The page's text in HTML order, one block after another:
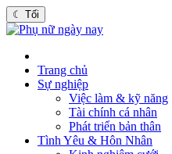
☾ Tối
Trang chủ
Sự nghiệp
Việc làm & kỹ năng
Tài chính cá nhân
Phát triển bản thân
Tình Yêu & Hôn Nhân